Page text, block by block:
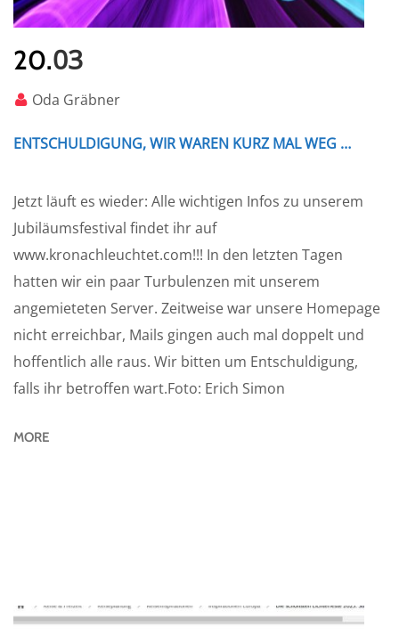
20.03
Oda Gräbner
ENTSCHULDIGUNG, WIR WAREN KURZ MAL WEG …
Jetzt läuft es wieder: Alle wichtigen Infos zu unserem
Jubiläumsfestival findet ihr auf
www.kronachleuchtet.com!!! In den letzten Tagen
hatten wir ein paar Turbulenzen mit unserem
angemieteten Server. Zeitweise war unsere Homepage
nicht erreichbar, Mails gingen auch mal doppelt und
hoffentlich alle raus. Wir bitten um Entschuldigung,
falls ihr betroffen wart.Foto: Erich Simon
MORE